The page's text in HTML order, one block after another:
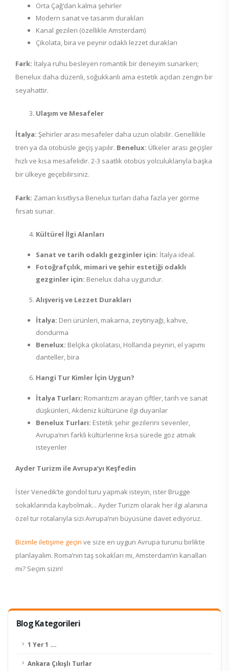
Blog Kategorileri
1 Yer 1 ....
Ankara Çıkışlı Turlar
Orta Çağ’dan kalma şehirler
Modern sanat ve tasarım durakları
Kanal gezileri (özellikle Amsterdam)
Çikolata, bira ve peynir odaklı lezzet durakları
Fark: İtalya ruhu besleyen romantik bir deneyim sunarken;
Benelux daha düzenli, soğukkanlı ama estetik açıdan zengin bir
seyahattir.
Ulaşım ve Mesafeler
İtalya: Şehirler arası mesafeler daha uzun olabilir. Genellikle
tren ya da otobüsle geçiş yapılır. Benelux: Ülkeler arası geçişler
hızlı ve kısa mesafelidir. 2-3 saatlik otobüs yolculuklarıyla başka
bir ülkeye geçebilirsiniz.
Fark: Zaman kısıtlıysa Benelux turları daha fazla yer görme
fırsatı sunar.
Kültürel İlgi Alanları
Sanat ve tarih odaklı gezginler için: İtalya ideal.
Fotoğrafçılık, mimari ve şehir estetiği odaklı
gezginler için: Benelux daha uygundur.
Alışveriş ve Lezzet Durakları
İtalya: Deri ürünleri, makarna, zeytinyağı, kahve,
dondurma
Benelux: Belçika çikolatası, Hollanda peyniri, el yapımı
danteller, bira
Hangi Tur Kimler İçin Uygun?
İtalya Turları: Romantizm arayan çiftler, tarih ve sanat
düşkünleri, Akdeniz kültürüne ilgi duyanlar
Benelux Turları: Estetik şehir gezilerini sevenler,
Avrupa’nın farklı kültürlerine kısa sürede göz atmak
isteyenler
Ayder Turizm ile Avrupa’yı Keşfedin
İster Venedik’te gondol turu yapmak isteyin, ister Brugge
sokaklarında kaybolmak... Ayder Turizm olarak her ilgi alanına
özel tur rotalarıyla sizi Avrupa’nın büyüsüne davet ediyoruz.
Bizimle iletişime geçin ve size en uygun Avrupa turunu birlikte
planlayalım. Roma’nın taş sokakları mı, Amsterdam’ın kanalları
mı? Seçim sizin!